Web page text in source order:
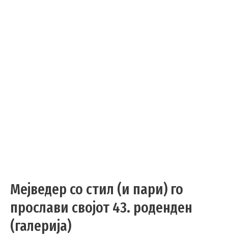
Мејведер со стил (и пари) го
прослави својот 43. роденден
(галерија)